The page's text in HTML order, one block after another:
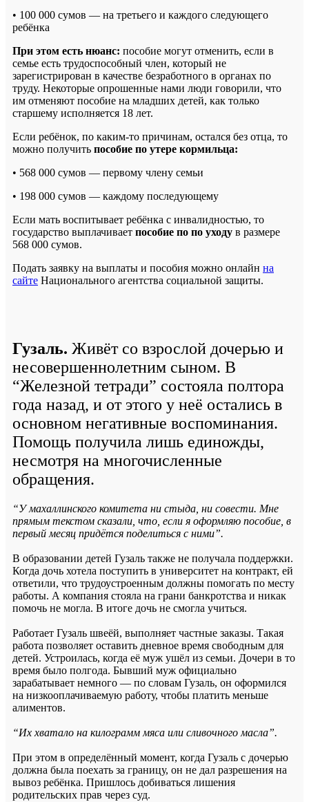
• 100 000 сумов — на третьего и каждого следующего
ребёнка
При этом есть нюанс: пособие могут отменить, если в
семье есть трудоспособный член, который не
зарегистрирован в качестве безработного в органах по
труду. Некоторые опрошенные нами люди говорили, что
им отменяют пособие на младших детей, как только
старшему исполняется 18 лет.
Если ребёнок, по каким-то причинам, остался без отца, то
можно получить пособие по утере кормильца:
• 568 000 сумов — первому члену семьи
• 198 000 сумов — каждому последующему
Если мать воспитывает ребёнка с инвалидностью, то
государство выплачивает пособие по по уходу в размере
568 000 сумов.
Подать заявку на выплаты и пособия можно онлайн на
сайте Национального агентства социальной защиты.
Гузаль. Живёт со взрослой дочерью и
несовершеннолетним сыном. В
“Железной тетради” состояла полтора
года назад, и от этого у неё остались в
основном негативные воспоминания.
Помощь получила лишь единожды,
несмотря на многочисленные
обращения.
“У махаллинского комитета ни стыда, ни совести. Мне
прямым текстом сказали, что, если я оформляю пособие, в
первый месяц придётся поделиться с ними”.
В образовании детей Гузаль также не получала поддержки.
Когда дочь хотела поступить в университет на контракт, ей
ответили, что трудоустроенным должны помогать по месту
работы. А компания стояла на грани банкротства и никак
помочь не могла. В итоге дочь не смогла учиться.
Работает Гузаль швеёй, выполняет частные заказы. Такая
работа позволяет оставить дневное время свободным для
детей. Устроилась, когда её муж ушёл из семьи. Дочери в то
время было полгода. Бывший муж официально
зарабатывает немного — по словам Гузаль, он оформился
на низкооплачиваемую работу, чтобы платить меньше
алиментов.
“Их хватало на килограмм мяса или сливочного масла”.
При этом в определённый момент, когда Гузаль с дочерью
должна была поехать за границу, он не дал разрешения на
вывоз ребёнка. Пришлось добиваться лишения
родительских прав через суд.